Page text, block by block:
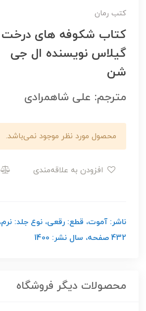
کتب رمان
کتاب شکوفه های درخت
گیلاس نویسنده ال جی
شن
مترجم: علی شاهمرادی
محصول مورد نظر موجود نمی‌باشد.
ناشر: آموت، قطع: رقعی، نوع جلد:
432 صفحه، سال نشر: 1400
محصولات دیگر فروشگاه